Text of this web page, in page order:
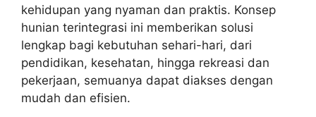
kehidupan yang nyaman dan praktis. Konsep
hunian terintegrasi ini memberikan solusi
lengkap bagi kebutuhan sehari-hari, dari
pendidikan, kesehatan, hingga rekreasi dan
pekerjaan, semuanya dapat diakses dengan
mudah dan efisien.